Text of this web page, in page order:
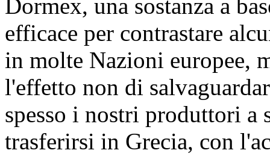
Dormex, una sostanza a
efficace per contrastare
in molte Nazioni europee,
l'effetto non di
spesso i nostri produttori a
trasferirsi in Grecia, con